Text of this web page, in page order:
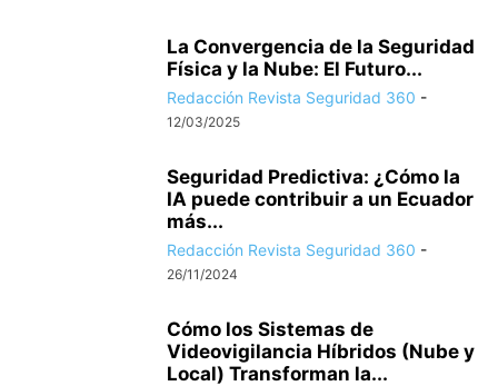
La Convergencia de la Seguridad
Física y la Nube: El Futuro...
Redacción Revista Seguridad 360 -
12/03/2025
Seguridad Predictiva: ¿Cómo la
IA puede contribuir a un Ecuador
más...
Redacción Revista Seguridad 360 -
26/11/2024
Cómo los Sistemas de
Videovigilancia Híbridos (Nube y
Local) Transforman la...